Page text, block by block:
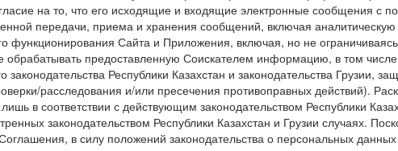
на то, что его исходящие и входящие электронные сообщения с
передачи, приема и хранения сообщений, включая
функционирования Сайта и Приложения, включая, но не
обрабатывать предоставленную Соискателем информацию, в том
законодательства Республики Казахстан и законодательства Грузии,
расследования и/или пресечения противоправных действий).
в соответствии с действующим законодательством Республики
законодательством Республики Казахстан и Грузии случаях.
в силу положений законодательства о персональных